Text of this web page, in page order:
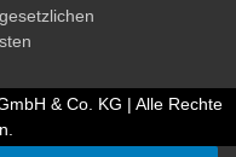
& Co. KG | Alle Rechte